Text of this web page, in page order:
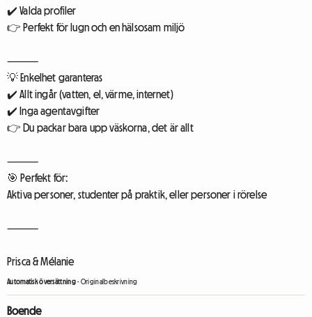
✔️ Valda profiler
👉 Perfekt för lugn och en hälsosam miljö
⸻
💡 Enkelhet garanteras
✔️ Allt ingår (vatten, el, värme, internet)
✔️ Inga agentavgifter
👉 Du packar bara upp väskorna, det är allt
⸻
🎯 Perfekt för:
Aktiva personer, studenter på praktik, eller personer i rörelse
⸻
Prisca & Mélanie
Automatisk översättning-Originalbeskrivning
Boende